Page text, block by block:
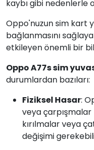
kaybı gibi nedenlerle
Oppo'nuzun sim kart
bağlanmasını
etkileyen önemli bir
Oppo A77s sim
durumlardan bazıları:
Fiziksel Hasar:
veya
kırılmalar veya
değişimi